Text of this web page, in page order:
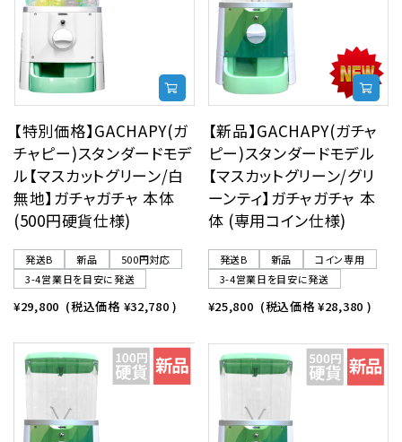
【特別価格】GACHAPY(ガ
チャピー)スタンダードモデ
ル【マスカットグリーン/白
無地】ガチャガチャ 本体
(500円硬貨仕様)
発送B 新品
500円対応
3-4営業日を目安に発送
¥29,800 (税込価格 ¥32,780 )
【新品】GACHAPY(ガチャ
ピー)スタンダードモデル
【マスカットグリーン/グリ
ーンティ】ガチャガチャ 本
体 (専用コイン仕様)
発送B 新品
コイン専用
3-4営業日を目安に発送
¥25,800 (税込価格¥28,380 )